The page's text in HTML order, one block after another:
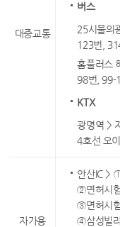
대중교통
버스
25시물의
123번,
홈플러스
98번, 99-
KTX
광명역 >
4호선 오
자가용
안산IC >
②면허시
③면허시
④삼성빌